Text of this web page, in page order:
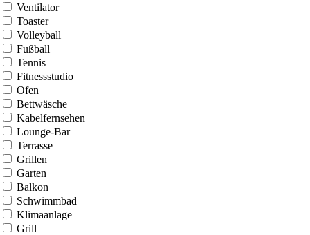
Ventilator
Toaster
Volleyball
Fußball
Tennis
Fitnessstudio
Ofen
Bettwäsche
Kabelfernsehen
Lounge-Bar
Terrasse
Grillen
Garten
Balkon
Schwimmbad
Klimaanlage
Grill